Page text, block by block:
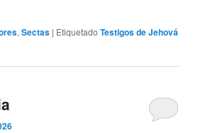
,Sectas | Etiquetado Testigos de Jehová